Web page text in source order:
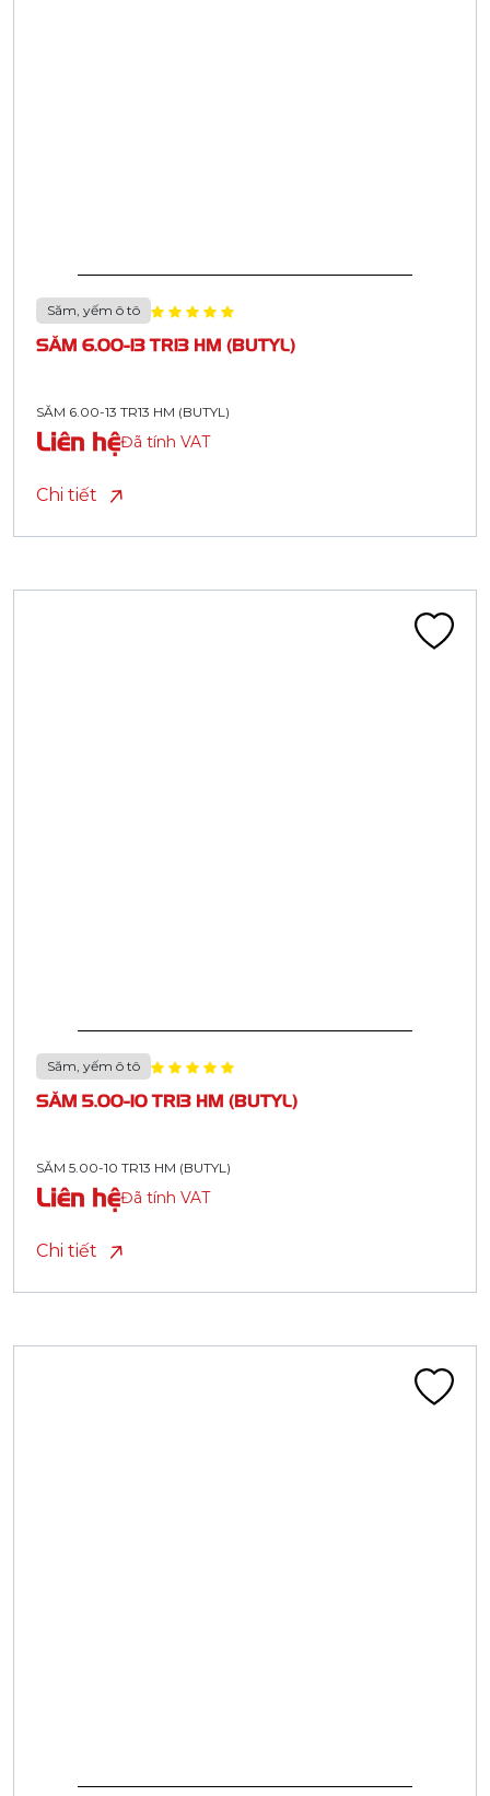
Săm, yếm ô tô
SĂM 6.00-13 TR13 HM (BUTYL)
SĂM 6.00-13 TR13 HM (BUTYL)
Liên hệĐã tính VAT
Chi tiết
Săm, yếm ô tô
SĂM 5.00-10 TR13 HM (BUTYL)
SĂM 5.00-10 TR13 HM (BUTYL)
Liên hệĐã tính VAT
Chi tiết